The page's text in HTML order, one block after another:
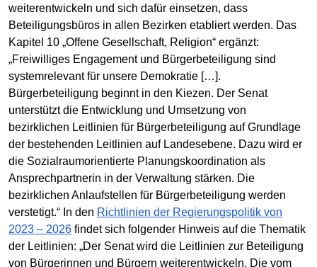
weiterentwickeln und sich dafür einsetzen, dass
Beteiligungsbüros in allen Bezirken etabliert werden. Das
Kapitel 10 „Offene Gesellschaft, Religion“ ergänzt:
„Freiwilliges Engagement und Bürgerbeteiligung sind
systemrelevant für unsere Demokratie […].
Bürgerbeteiligung beginnt in den Kiezen. Der Senat
unterstützt die Entwicklung und Umsetzung von
bezirklichen Leitlinien für Bürgerbeteiligung auf Grundlage
der bestehenden Leitlinien auf Landesebene. Dazu wird er
die Sozialraumorientierte Planungskoordination als
Ansprechpartnerin in der Verwaltung stärken. Die
bezirklichen Anlaufstellen für Bürgerbeteiligung werden
verstetigt.“ In den Richtlinien der Regierungspolitik von
2023 – 2026 findet sich folgender Hinweis auf die Thematik
der Leitlinien: „Der Senat wird die Leitlinien zur Beteiligung
von Bürgerinnen und Bürgern weiterentwickeln. Die vom